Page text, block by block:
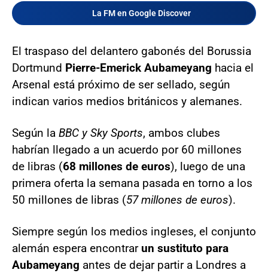
La FM en Google Discover
El traspaso del delantero gabonés del Borussia
Dortmund Pierre-Emerick Aubameyang hacia el
Arsenal está próximo de ser sellado, según
indican varios medios británicos y alemanes.
Según la BBC y Sky Sports, ambos clubes
habrían llegado a un acuerdo por 60 millones
de libras (68 millones de euros), luego de una
primera oferta la semana pasada en torno a los
50 millones de libras (57 millones de euros).
Siempre según los medios ingleses, el conjunto
alemán espera encontrar un sustituto para
Aubameyang antes de dejar partir a Londres a